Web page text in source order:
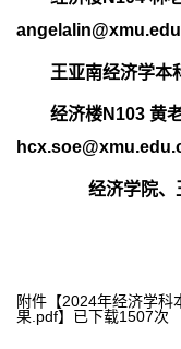
王亚南经济学本
经济楼N103 黄
经济学院、
附件【2024年经济学科
果.pdf】已下载1507次